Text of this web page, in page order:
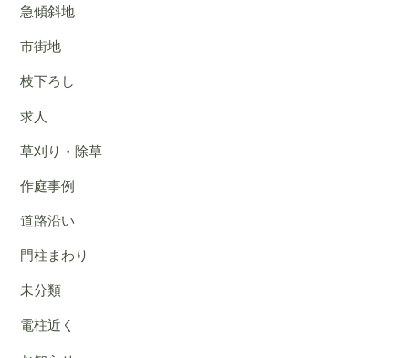
急傾斜地
市街地
枝下ろし
求人
草刈り・除草
作庭事例
道路沿い
門柱まわり
未分類
電柱近く